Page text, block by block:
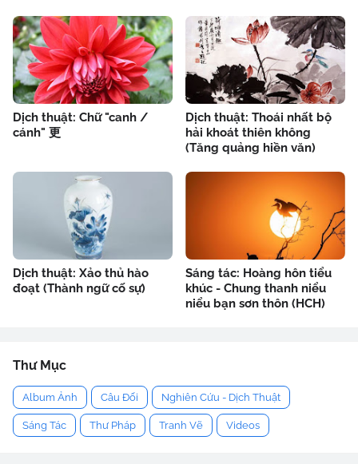
Dịch thuật: Chữ "canh /
cánh" 更
Dịch thuật: Thoái nhất bộ
hải khoát thiên không
(Tăng quảng hiền văn)
Dịch thuật: Xảo thủ hào
đoạt (Thành ngữ cố sự)
Sáng tác: Hoàng hôn tiểu
khúc - Chung thanh niểu
niểu bạn sơn thôn (HCH)
Thư Mục
Album Ảnh Câu Đối Nghiên Cứu - Dịch Thuật
Sáng Tác Thư Pháp Tranh Vẽ Videos